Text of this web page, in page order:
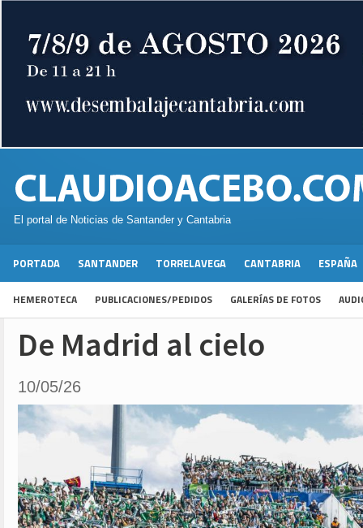
El portal de Noticias de Santander y Cantabria
PORTADA SANTANDER TORRELAVEGA CANTABRIA ESPAÑA
HEMEROTECA PUBLICACIONES/PEDIDOS GALERÍAS DE FOTOS
De Madrid al cielo
10/05/26